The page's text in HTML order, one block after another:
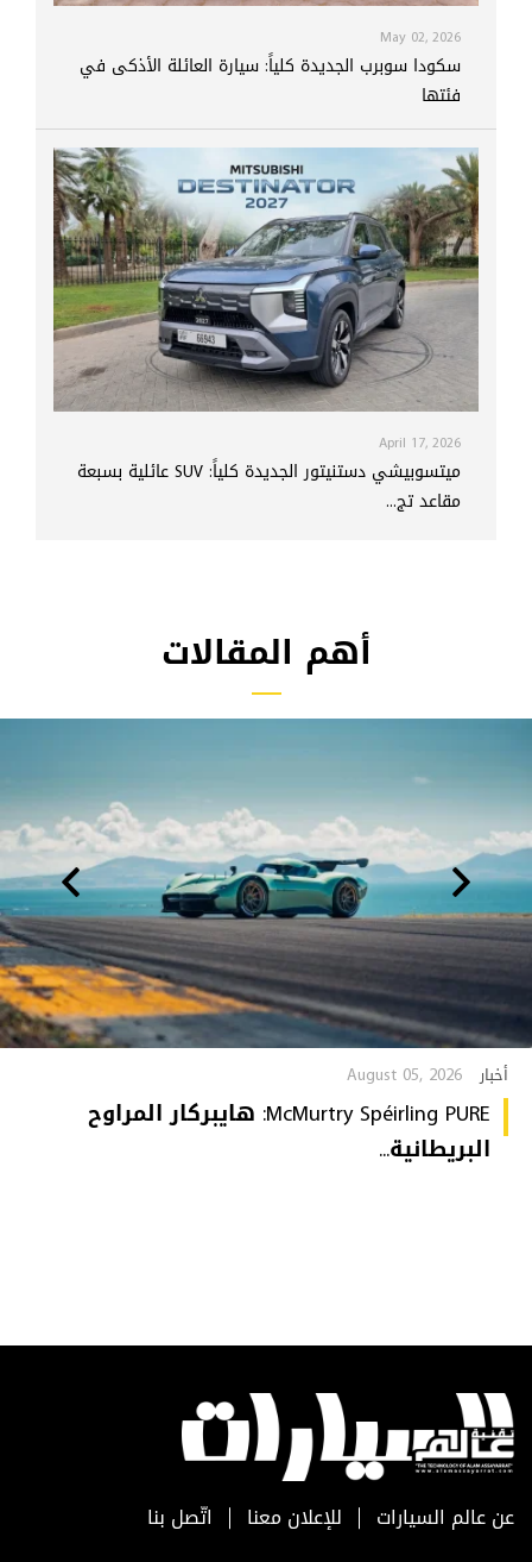
May 02, 2026
سكودا سوبرب الجديدة كلياً: سيارة العائلة الأذكى في
فئتها
April 17, 2026
ميتسوبيشي دستنيتور الجديدة كلياً: SUV عائلية بسبعة
مقاعد تج...
أهم المقالات
أخبار August 05, 2026
McMurtry Spéirling PURE: هايبركار المراوح
البريطانية...
عن عالم السيارات للإعلان معنا اتّصل بنا